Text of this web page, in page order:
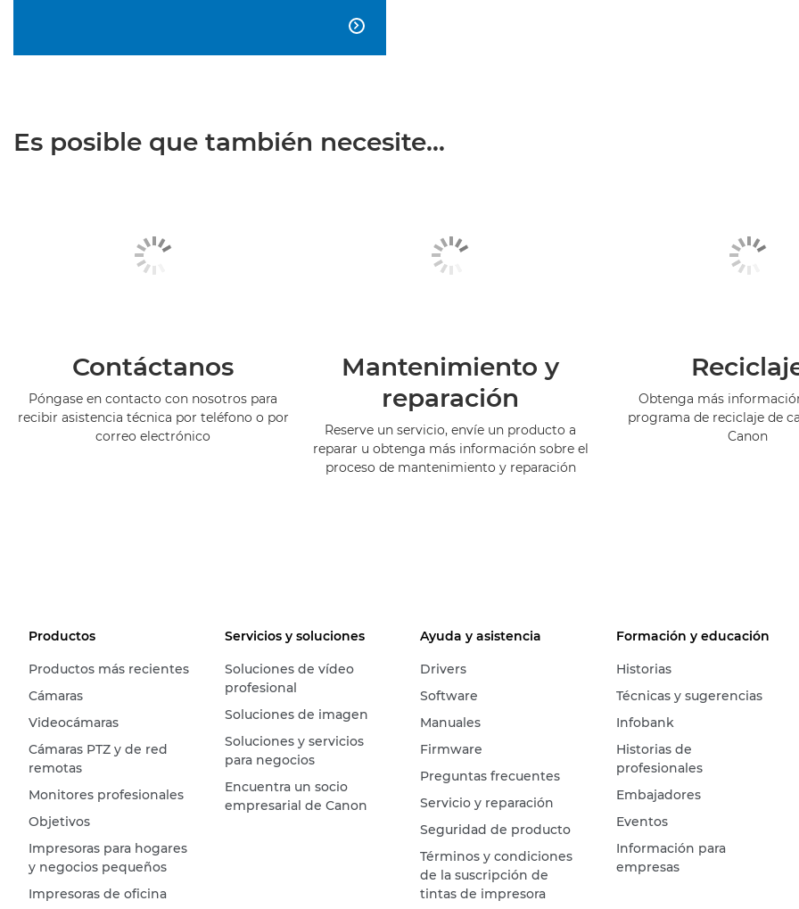

Es posible que también necesite...
Contáctanos
Póngase en contacto con nosotros para
recibir asistencia técnica por teléfono o por
correo electrónico
Mantenimiento y
reparación
Reserve un servicio, envíe un producto a
reparar u obtenga más información sobre el
proceso de mantenimiento y reparación
Obtenga más
programa de reciclaje de
Canon
Productos
Productos más recientes
Cámaras
Videocámaras
Cámaras PTZ y de red
remotas
Monitores profesionales
Objetivos
Impresoras para hogares
y negocios pequeños
Impresoras de oficina
Servicios y soluciones
Soluciones de vídeo
profesional
Soluciones de imagen
Soluciones y servicios
para negocios
Encuentra un socio
empresarial de Canon
Ayuda y asistencia
Drivers
Software
Manuales
Firmware
Preguntas frecuentes
Servicio y reparación
Seguridad de producto
Términos y condiciones
de la suscripción de
tintas de impresora
Formación y educación
Historias
Técnicas y sugerencias
Infobank
Historias de
profesionales
Embajadores
Eventos
Información para
empresas